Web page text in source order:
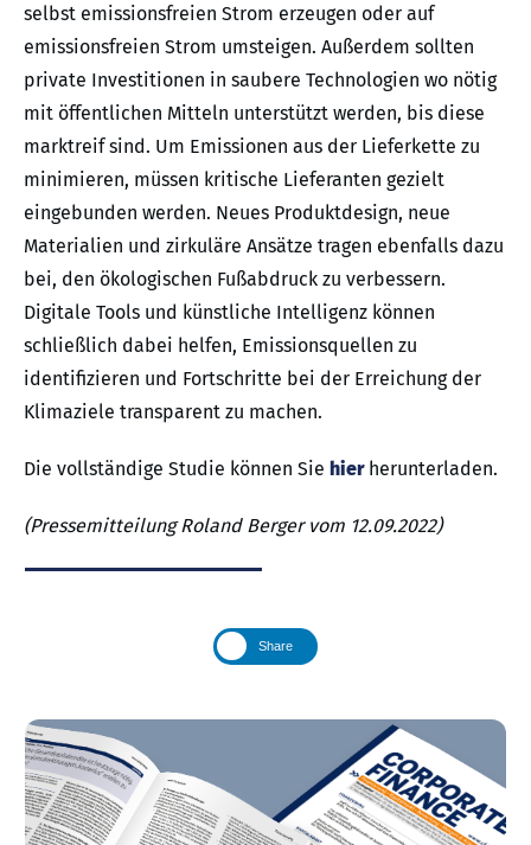
selbst emissionsfreien Strom erzeugen oder auf
emissionsfreien Strom umsteigen. Außerdem sollten
private Investitionen in saubere Technologien wo nötig
mit öffentlichen Mitteln unterstützt werden, bis diese
marktreif sind. Um Emissionen aus der Lieferkette zu
minimieren, müssen kritische Lieferanten gezielt
eingebunden werden. Neues Produktdesign, neue
Materialien und zirkuläre Ansätze tragen ebenfalls dazu
bei, den ökologischen Fußabdruck zu verbessern.
Digitale Tools und künstliche Intelligenz können
schließlich dabei helfen, Emissionsquellen zu
identifizieren und Fortschritte bei der Erreichung der
Klimaziele transparent zu machen.
Die vollständige Studie können Sie hierherunterladen.
(Pressemitteilung Roland Berger vom 12.09.2022)
Share